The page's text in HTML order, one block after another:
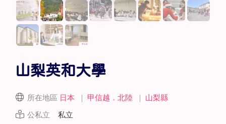
山梨英和大學
所在地區 日本 ｜ 甲信越．北陸 ｜ 山梨縣
公私立
私立